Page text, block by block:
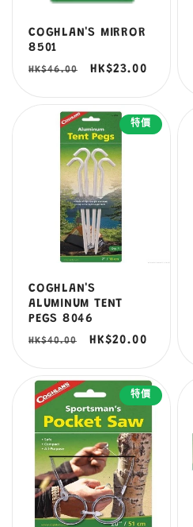
COGHLAN'S MIRROR
8501
定
HK$46.00
售
HK$23.00
特價
COGHLAN'S
ALUMINUM TENT
PEGS 8046
定
HK$40.00
售
HK$20.00
特價